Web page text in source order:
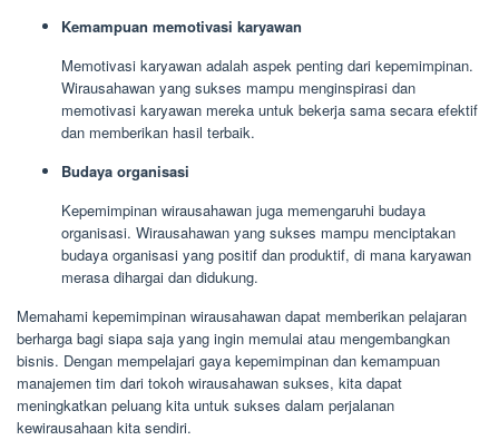
Kemampuan memotivasi karyawan
Memotivasi karyawan adalah aspek penting dari kepemimpinan.
Wirausahawan yang sukses mampu menginspirasi dan
memotivasi karyawan mereka untuk bekerja sama secara efektif
dan memberikan hasil terbaik.
Budaya organisasi
Kepemimpinan wirausahawan juga memengaruhi budaya
organisasi. Wirausahawan yang sukses mampu menciptakan
budaya organisasi yang positif dan produktif, di mana karyawan
merasa dihargai dan didukung.
Memahami kepemimpinan wirausahawan dapat memberikan pelajaran
berharga bagi siapa saja yang ingin memulai atau mengembangkan
bisnis. Dengan mempelajari gaya kepemimpinan dan kemampuan
manajemen tim dari tokoh wirausahawan sukses, kita dapat
meningkatkan peluang kita untuk sukses dalam perjalanan
kewirausahaan kita sendiri.